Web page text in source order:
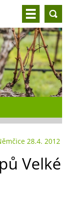
28.4. 2012
Velké